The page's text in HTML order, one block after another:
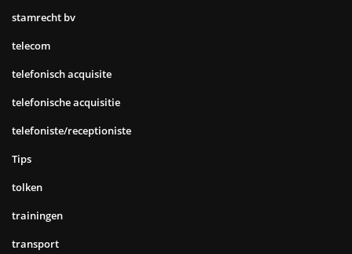
stamrecht bv
telecom
telefonisch acquisite
telefonische acquisitie
telefoniste/receptioniste
Tips
tolken
trainingen
transport